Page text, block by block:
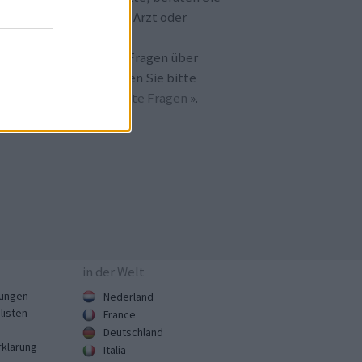
immer erst mit Ihrem Arzt oder
Sie noch weitere Fragen über
haben, lesen Sie bitte
häufig gestellte Fragen ».
in der Welt
Nederland
France
Deutschland
Italia